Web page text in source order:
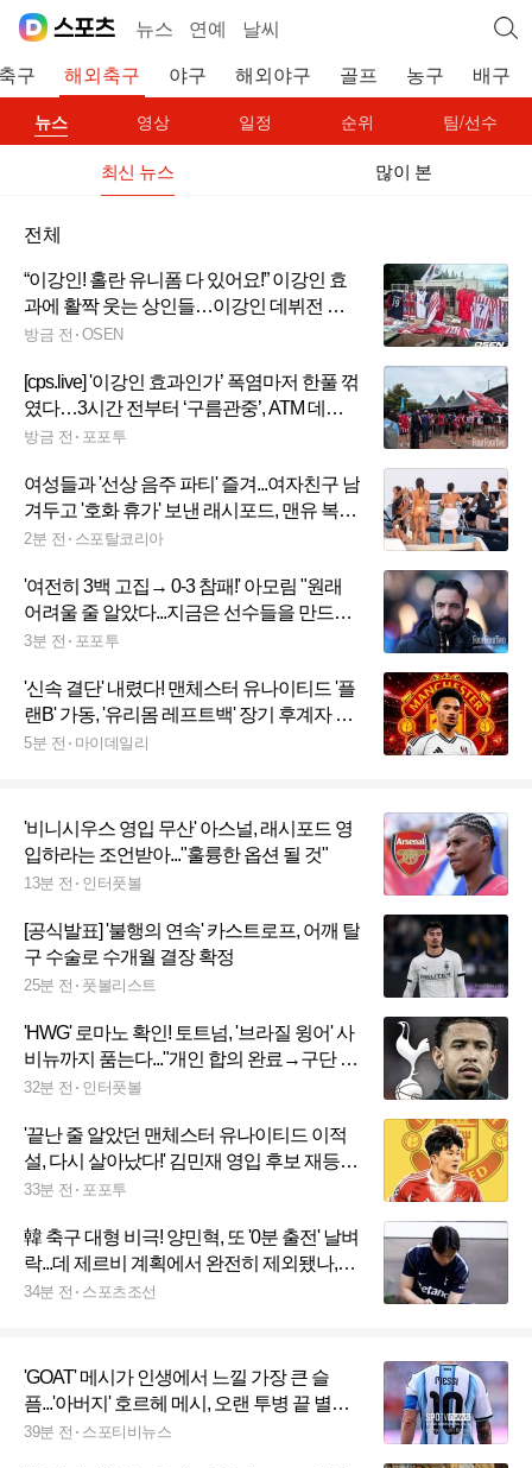
뉴스 연예 날씨
구 해외축구 야구 해외야구 골프 농구 배구
뉴스 영상 일정 순위 팀/선수
최신 뉴스 많이 본
전체
“이강인! 홀란 유니폼 다 있어요!” 이강인 효
과에 활짝 웃는 상인들…이강인 데뷔전 초
대박 조짐 [오!쎈 상암]
방금 전 OSEN
[cps.live] '이강인 효과인가’ 폭염마저 한풀 꺾
였다…3시간 전부터 ‘구름관중’, ATM 데뷔
전 매진 예고
방금 전 포포투
여성들과 '선상 음주 파티' 즐겨...여자친구 남
겨두고 '호화 휴가' 보낸 래시포드, 맨유 복귀
앞두고 '눈총'
2분 전 스포탈코리아
'여전히 3백 고집→ 0-3 참패!' 아모림 "원래
어려울 줄 알았다...지금은 선수들을 만드는
과정"
3분 전 포포투
'신속 결단' 내렸다! 맨체스터 유나이티드 '플
랜B' 가동, '유리몸 레프트백' 장기 후계자 낙
점...뉴캐슬 '매각' 거부→'풀럼 수비수' 영입
5분 전 마이데일리
'비니시우스 영입 무산' 아스널, 래시포드 영
입하라는 조언받아..."훌륭한 옵션 될 것"
13분 전 인터풋볼
[공식발표] '불행의 연속' 카스트로프, 어깨 탈
구 수술로 수개월 결장 확정
25분 전 풋볼리스트
'HWG' 로마노 확인! 토트넘, '브라질 윙어' 사
비뉴까지 품는다..."개인 합의 완료→구단 간
에 이적료 협상 남았어"
32분 전 인터풋볼
'끝난 줄 알았던 맨체스터 유나이티드 이적
설, 다시 살아났다!' 김민재 영입 후보 재등
장...막판 대체 카드로 급부상
33분 전 포포투
韓 축구 대형 비극! 양민혁, 또 '0분 출전' 날벼
락...데 제르비 계획에서 완전히 제외됐나,
"임대 임박 경쟁자 선발 출전"
34분 전 스포츠조선
'GOAT' 메시가 인생에서 느낄 가장 큰 슬
픔...'아버지' 호르헤 메시, 오랜 투병 끝 별세,
향년 68세
39분 전 스포티비뉴스